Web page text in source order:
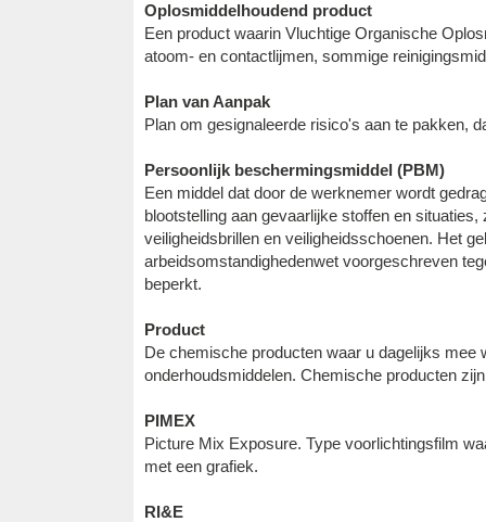
Oplosmiddelhoudend product
Een product waarin Vluchtige Organische
atoom- en contactlijmen, sommige
Plan van Aanpak
Plan om gesignaleerde risico's aan te pakken,
Persoonlijk beschermingsmiddel (PBM)
Een middel dat door de werknemer wordt
blootstelling aan gevaarlijke stoffen en
veiligheidsbrillen en veiligheidsschoenen. Het
arbeidsomstandighedenwet voorgeschreven
beperkt.
Product
De chemische producten waar u dagelijks
onderhoudsmiddelen. Chemische producten
PIMEX
Picture Mix Exposure. Type voorlichtingsfilm
met een grafiek.
RI&E